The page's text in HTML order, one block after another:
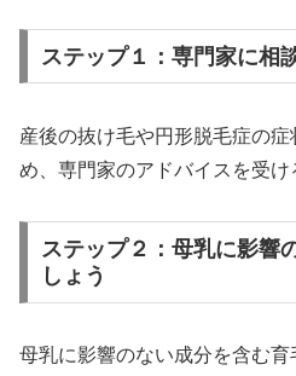
ステップ１：専門家に相
産後の抜け毛や円形脱毛症の
め、専門家のアドバイスを受け
ステップ２：母乳に影響
しょう
母乳に影響のない成分を含む